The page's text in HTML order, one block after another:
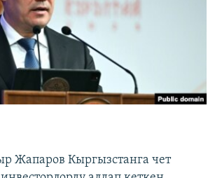
сайттары
Жапаров Кыргызстанга чет